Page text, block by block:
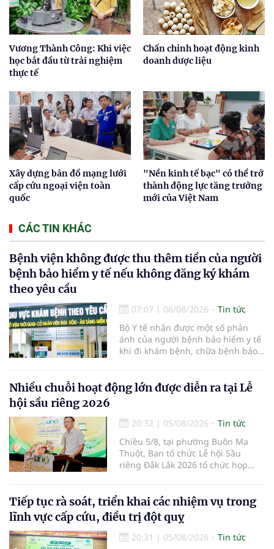
Vương Thành Công: Khi việc
học bắt đầu từ trải nghiệm
thực tế
Chấn chỉnh hoạt động kinh
doanh dược liệu
Xây dựng bản đồ mạng lưới
cấp cứu ngoại viện toàn
quốc
"Nền kinh tế bạc" có thể trở
thành động lực tăng trưởng
mới của Việt Nam
CÁC TIN KHÁC
Bệnh viện không được thu thêm tiền của người
bệnh bảo hiểm y tế nếu không đăng ký khám
theo yêu cầu
07:07 | 06/08/2026
Tin tức
Bộ Y tế nhận được một số phản
ánh của người bệnh bảo hiểm y tế
khi đi khám bệnh, chữa bệnh bảo
bệnh, chữa bệnh theo yêu cầu
nhưng vẫn phải nộp thêm các chi
phần cùng chi trả.
Nhiều chuỗi hoạt động lớn được diễn ra tại Lễ
hội sầu riêng 2026
20:32 | 05/08/2026
Tin tức
Chiều 5/8, tại phường Buôn Ma
Thuột, Ban tổ chức Lễ hội Sầu
riêng Đắk Lắk 2026 tổ chức họp
hội Sầu riêng Đắk Lắk năm 2026 có
chủ đề “Sầu riêng Đắk Lắk – Kết nối
vươn xa”, được tổ chức từ ngày
15/8/2026 đến ngày 02/9/2026 tại
phường Buôn Ma Thuột, xã Krông
Tiếp tục rà soát, triển khai các nhiệm vụ trong
lĩnh vực cấp cứu, điều trị đột quỵ
20:31 | 05/08/2026
Tin tức